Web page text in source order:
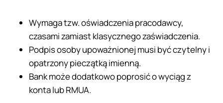
Wymaga tzw. oświadczenia pracodawcy,
czasami zamiast klasycznego zaświadczenia.
Podpis osoby upoważnionej musi być czytelny i
opatrzony pieczątką imienną.
Bank może dodatkowo poprosić o wyciąg z
konta lub RMUA.